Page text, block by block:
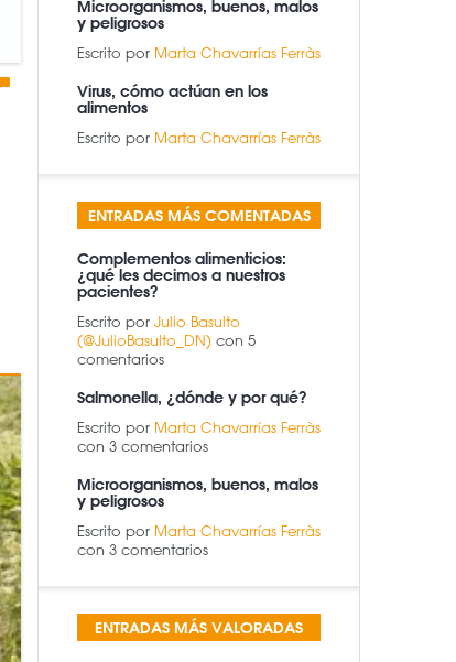
Microorganismos, buenos, malos
y peligrosos
Escrito por Marta Chavarrías Ferràs
Virus, cómo actúan en los
alimentos
Escrito por Marta Chavarrías Ferràs
ENTRADAS MÁS COMENTADAS
Complementos alimenticios:
¿qué les decimos a nuestros
pacientes?
Escrito por Julio Basulto
(@JulioBasulto_DN) con 5
comentarios
Salmonella, ¿dónde y por qué?
Escrito por Marta Chavarrías Ferràs
con 3 comentarios
Microorganismos, buenos, malos
y peligrosos
Escrito por Marta Chavarrías Ferràs
con 3 comentarios
ENTRADAS MÁS VALORADAS